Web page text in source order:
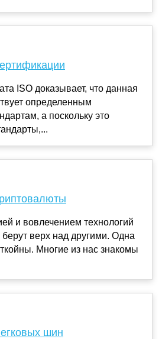
ISO доказывает, что данная
определенным
а поскольку это
и вовлечением технологий
верх над другими. Одна
Многие из нас знакомы
шин